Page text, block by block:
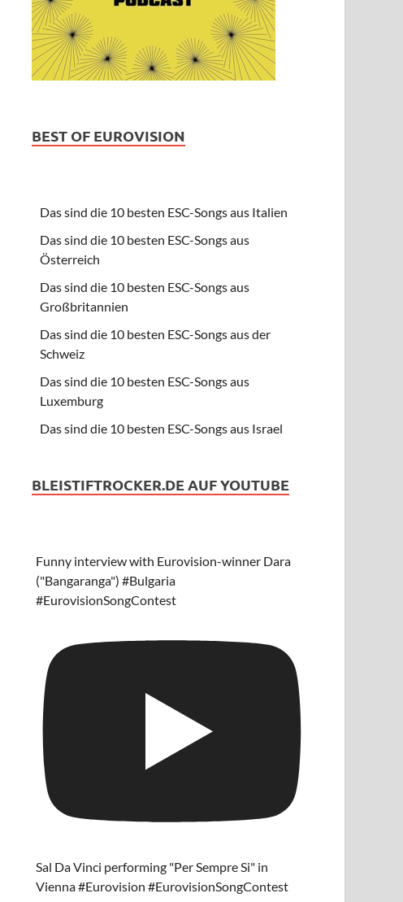
BEST OF EUROVISION
Das sind die 10 besten ESC-Songs aus Italien
Das sind die 10 besten ESC-Songs aus
Österreich
Das sind die 10 besten ESC-Songs aus
Großbritannien
Das sind die 10 besten ESC-Songs aus der
Schweiz
Das sind die 10 besten ESC-Songs aus
Luxemburg
Das sind die 10 besten ESC-Songs aus Israel
BLEISTIFTROCKER.DE AUF YOUTUBE
Funny interview with Eurovision-winner Dara
("Bangaranga") #Bulgaria
#EurovisionSongContest
Sal Da Vinci performing "Per Sempre Si" in
Vienna #Eurovision #EurovisionSongContest